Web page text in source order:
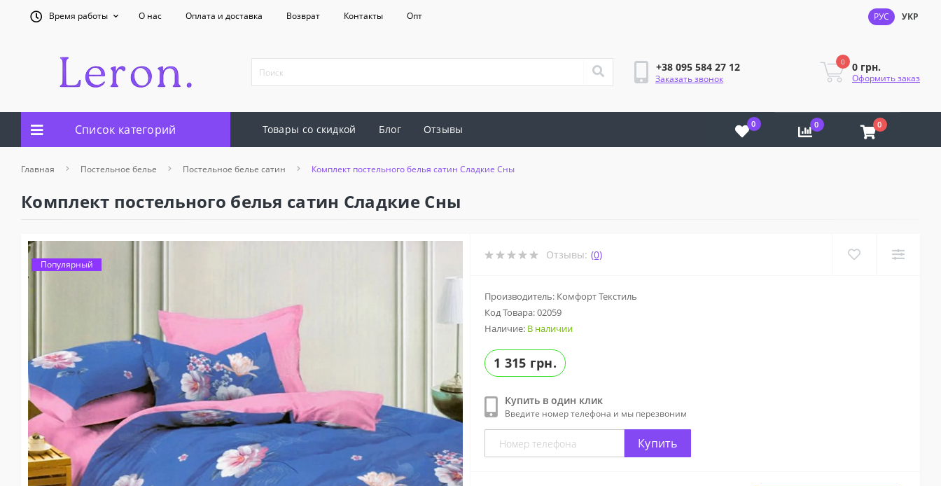
Время работы О нас Оплата и доставка Возврат Контакты Опт РУС УКР
+38 095 584 27 12
Заказать звонок
0 0 грн.
Оформить заказ
Список категорий Товары со скидкой Блог Отзывы 0 0 0
Главная Постельное белье Постельное белье сатин Комплект постельного белья сатин Сладкие Сны
Комплект постельного белья сатин Сладкие Сны
Популярный
Отзывы: (0)
Производитель: Комфорт Текстиль
Код Товара:02059
Наличие: В наличии
1 315 грн.
Купить в один клик
Введите номер телефона и мы перезвоним
Купить